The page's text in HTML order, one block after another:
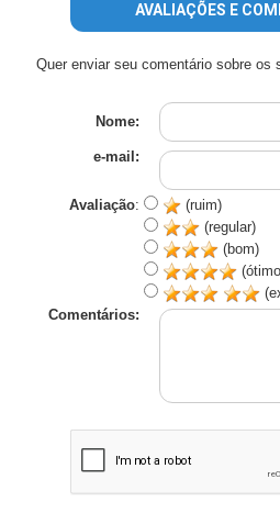
AVALIAÇÕES E
Quer enviar seu comentário sobre os
Nome:
e-mail:
Avaliação:
(ruim)
(regular)
(bom)
Comentários: